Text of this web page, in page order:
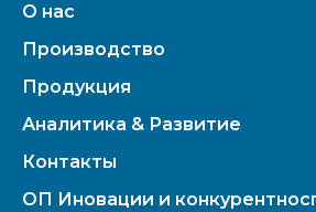
О нас
Производство
Продукция
Аналитика & Развитие
Контакты
ОП Иновации и